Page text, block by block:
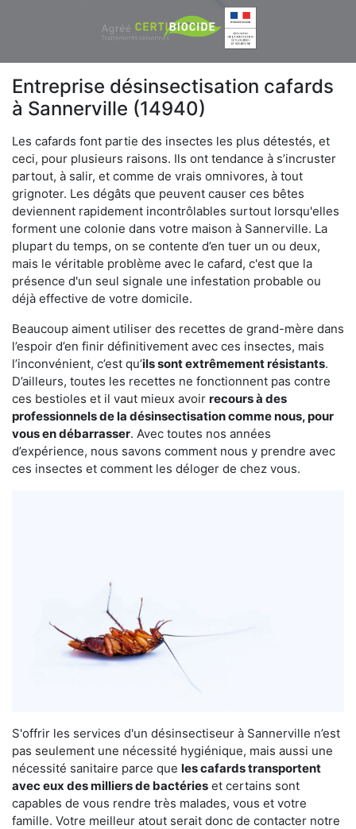
Entreprise désinsectisation cafards
à Sannerville (14940)
Les cafards font partie des insectes les plus détestés, et
ceci, pour plusieurs raisons. Ils ont tendance à s’incruster
partout, à salir, et comme de vrais omnivores, à tout
grignoter. Les dégâts que peuvent causer ces bêtes
deviennent rapidement incontrôlables surtout lorsqu'elles
forment une colonie dans votre maison à Sannerville. La
plupart du temps, on se contente d’en tuer un ou deux,
mais le véritable problème avec le cafard, c'est que la
présence d'un seul signale une infestation probable ou
déjà effective de votre domicile.
Beaucoup aiment utiliser des recettes de grand-mère dans
l’espoir d’en finir définitivement avec ces insectes, mais
l’inconvénient, c’est qu’ils sont extrêmement résistants.
D’ailleurs, toutes les recettes ne fonctionnent pas contre
ces bestioles et il vaut mieux avoir recours à des
professionnels de la désinsectisation comme nous, pour
vous en débarrasser. Avec toutes nos années
d’expérience, nous savons comment nous y prendre avec
ces insectes et comment les déloger de chez vous.
S'offrir les services d'un désinsectiseur à Sannerville n’est
pas seulement une nécessité hygiénique, mais aussi une
nécessité sanitaire parce que les cafards transportent
avec eux des milliers de bactéries et certains sont
capables de vous rendre très malades, vous et votre
famille. Votre meilleur atout serait donc de contacter notre